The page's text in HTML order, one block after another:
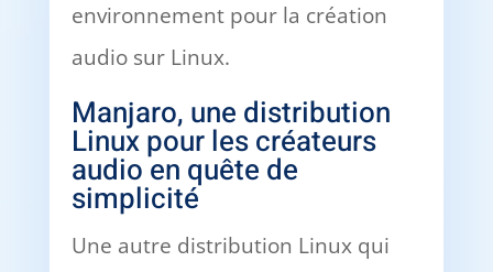
environnement pour la création
audio sur Linux.
Manjaro, une distribution
Linux pour les créateurs
audio en quête de
simplicité
Une autre distribution Linux qui